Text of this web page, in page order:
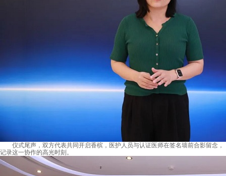
仪式尾声，双方代表共同开启香槟，医护人员与认证医师在签名墙前合影留念，
记录这一协作的高光时刻。